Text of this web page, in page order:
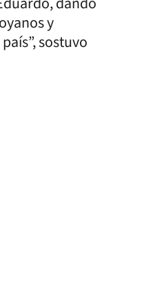
y
sostuvo